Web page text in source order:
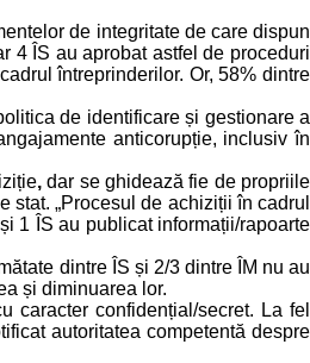
de integritate de care dispun
4 ÎS au aprobat astfel de proceduri
întreprinderilor. Or, 58% dintre
de identificare și gestionare a
anticorupție, inclusiv în
, dar se ghidează fie de propriile
„Procesul de achiziții în cadrul
1 ÎS au publicat informații/rapoarte
dintre ÎS și 2/3 dintre ÎM nu au
și diminuarea lor.
caracter confidențial/secret. La fel
autoritatea competentă despre